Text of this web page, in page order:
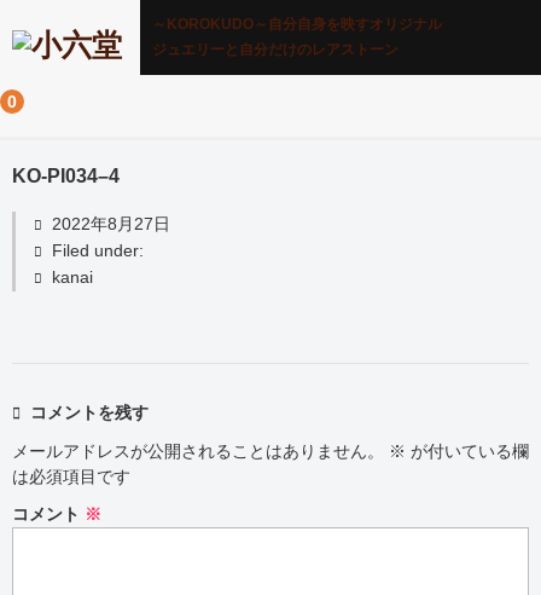
～KOROKUDO～自分自身を映すオリジナル
ジュエリーと自分だけのレアストーン
0
KO-PI034–4
2022年8月27日
Filed under:
kanai
コメントを残す
メールアドレスが公開されることはありません。
※ が付いている欄
は必須項目です
コメント ※